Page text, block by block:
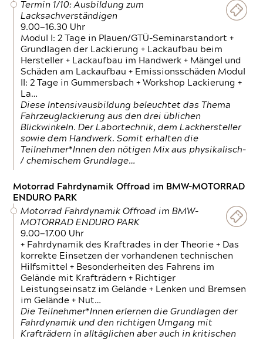
Termin 1/10: Ausbildung zum
Lacksachverständigen
9.00—16.30 Uhr
Modul I: 2 Tage in Plauen/GTÜ-Seminarstandort +
Grundlagen der Lackierung + Lackaufbau beim
Hersteller + Lackaufbau im Handwerk + Mängel und
Schäden am Lackaufbau + Emissionsschäden Modul
II: 2 Tage in Gummersbach + Workshop Lackierung +
La…
Diese Intensivausbildung beleuchtet das Thema
Fahrzeuglackierung aus den drei üblichen
Blickwinkeln. Der Labortechnik, dem Lackhersteller
sowie dem Handwerk. Somit erhalten die
Teilnehmer*Innen den nötigen Mix aus physikalisch-
/ chemischem Grundlage…
Motorrad Fahrdynamik Offroad im BMW-MOTORRAD
ENDURO PARK
Motorrad Fahrdynamik Offroad im BMW-
MOTORRAD ENDURO PARK
9.00—17.00 Uhr
+ Fahrdynamik des Kraftrades in der Theorie + Das
korrekte Einsetzen der vorhandenen technischen
Hilfsmittel + Besonderheiten des Fahrens im
Gelände mit Krafträdern + Richtiger
Leistungseinsatz im Gelände + Lenken und Bremsen
im Gelände + Nut…
Die Teilnehmer*Innen erlernen die Grundlagen der
Fahrdynamik und den richtigen Umgang mit
Krafträdern in alltäglichen aber auch in kritischen